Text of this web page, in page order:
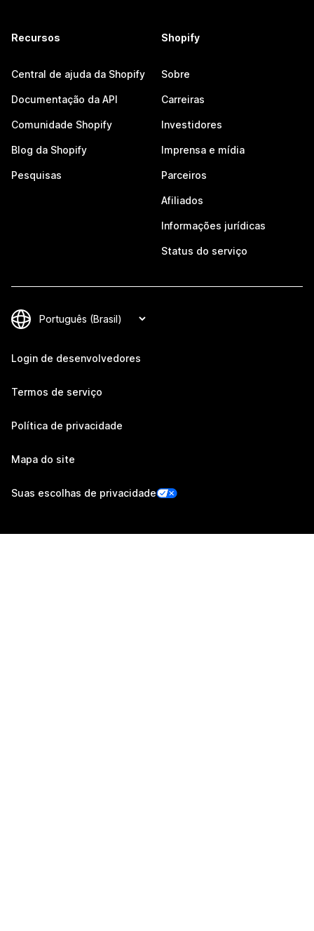
Recursos
Central de ajuda da Shopify
Documentação da API
Comunidade Shopify
Blog da Shopify
Pesquisas
Shopify
Sobre
Carreiras
Investidores
Imprensa e mídia
Parceiros
Afiliados
Informações jurídicas
Status do serviço
Login de desenvolvedores
Termos de serviço
Política de privacidade
Mapa do site
Suas escolhas de privacidade